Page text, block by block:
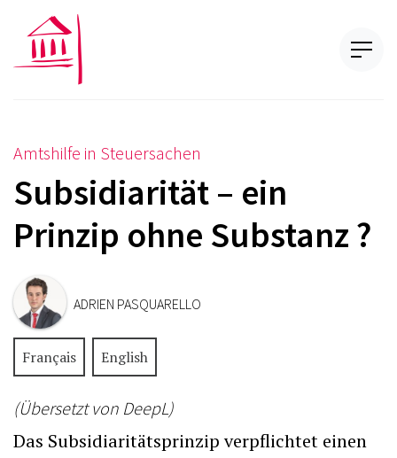
Amtshilfe in Steuersachen
Subsidiarität – ein
Prinzip ohne Substanz ?
ADRIEN PASQUARELLO
Français English
(Übersetzt von DeepL)
Das Subsidiaritätsprinzip verpflichtet einen